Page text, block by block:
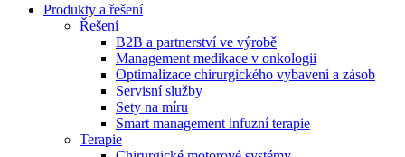
Produktový katalog​
Objevte naše produkty. Navštivte produktový katalog B.
Braun s našim kompletním produktovým portfoliem.
Zůstaňte v dialogu s B. Braun. ​Kontaktujte nás.​
Produkty a řešení
Řešení
B2B a partnerství ve výrobě
Management medikace v onkologii
Optimalizace chirurgického vybavení a zásob
Servisní služby
Sety na míru
Smart management infuzní terapie​
Terapie